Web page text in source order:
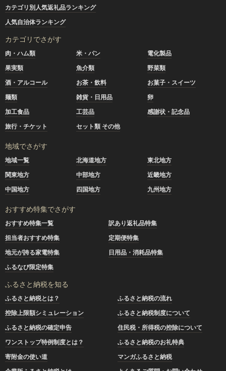
カテゴリ別人気返礼品ランキング
人気自治体ランキング
カテゴリでさがす
肉・ハム類 米・パン
電化製品
果実類
魚介類
野菜類
酒・アルコール
お茶・飲料
お菓子・スイーツ
麺類
雑貨・日用品
卵
加工食品
工芸品
感謝状・記念品
旅行・チケット
セット類 その他
地域でさがす
地域一覧 北海道地方
東北地方
関東地方
中部地方
近畿地方
中国地方
四国地方 九州地方
おすすめ特集でさがす
おすすめ特集一覧
訳あり返礼品特集
担当者おすすめ特集
定期便特集
地元が誇る家電特集
日用品・消耗品特集
ふるなび限定特集
ふるさと納税を知る
ふるさと納税とは？
ふるさと納税の流れ
控除上限額シミュレーション
ふるさと納税制度について
ふるさと納税の確定申告
住民税・所得税の控除について
ワンストップ特例制度とは？
ふるさと納税のお礼特典
寄附金の使い道
マンガふるさと納税